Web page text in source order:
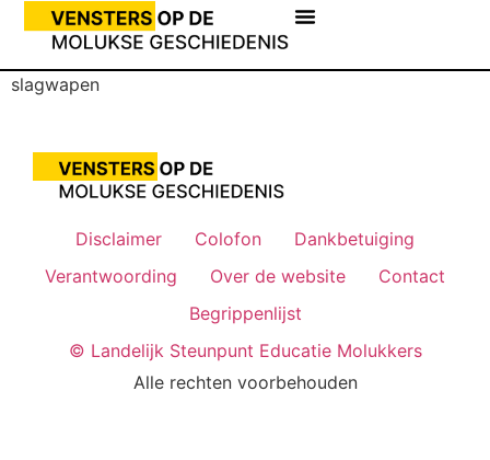
slagwapen
Disclaimer Colofon
Dankbetuiging
Verantwoording
Over de website
Contact
Begrippenlijst
© Landelijk Steunpunt Educatie Molukkers
Alle rechten voorbehouden